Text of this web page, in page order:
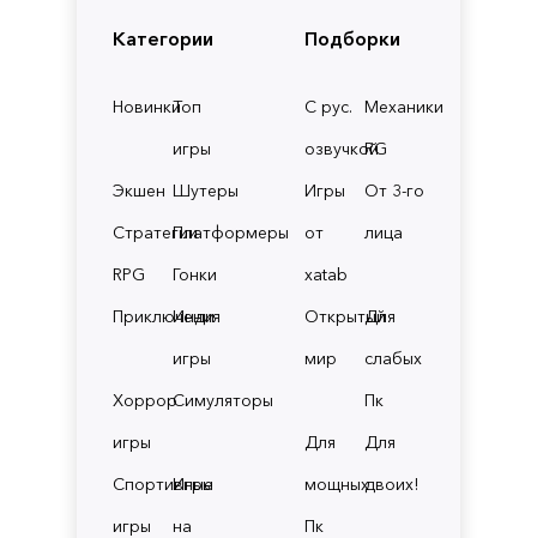
Категории
НовинкиТоп
игры
Экшен Шутеры
СтратегииПлатформеры
RPG
Гонки
Приключения
Инди
игры
Хоррор
игры
Симуляторы
Спортивные
игры
Игры
на
Подборки
С рус.
озвучкой
Механики
RG
Игры
от
xatab
От 3-го
лица
Открытый
мир
Для
слабых
Пк
Для
мощных
Пк
Для
двоих!